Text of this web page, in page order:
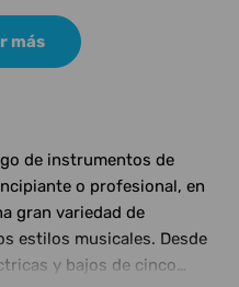
más
de instrumentos de
o profesional, en
gran variedad de
estilos musicales. Desde
y bajos de cinco